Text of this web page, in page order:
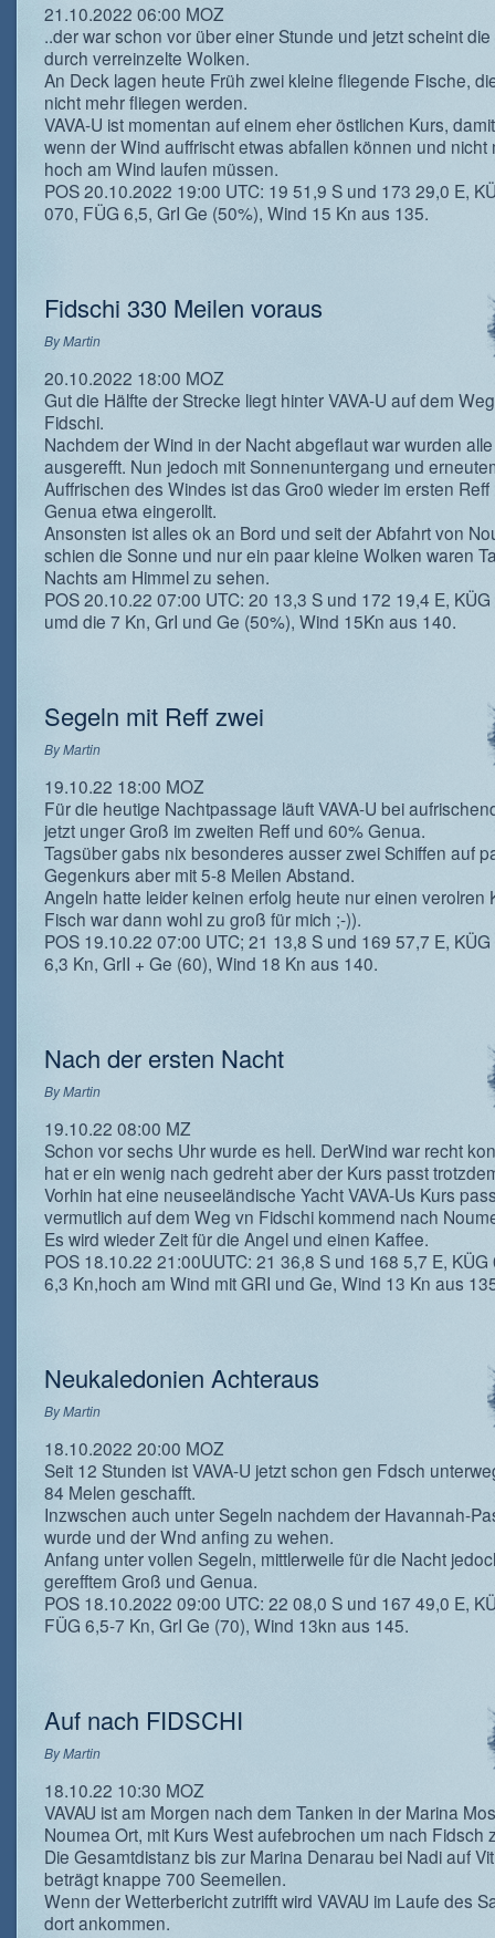
21.10.2022 06:00 MOZ
..der war schon vor über einer Stunde und jetzt scheint
durch verreinzelte Wolken.
An Deck lagen heute Früh zwei kleine fliegende Fische,
nicht mehr fliegen werden.
VAVA-U ist momentan auf einem eher östlichen Kurs,
wenn der Wind auffrischt etwas abfallen können und nicht
hoch am Wind laufen müssen.
POS 20.10.2022 19:00 UTC: 19 51,9 S und 173 29,0 E,
070, FÜG 6,5, GrI Ge (50%), Wind 15 Kn aus 135.
Fidschi 330 Meilen voraus
ByMartin
20.10.2022 18:00 MOZ
Gut die Hälfte der Strecke liegt hinter VAVA-U auf dem
Fidschi.
Nachdem der Wind in der Nacht abgeflaut war wurden
ausgerefft. Nun jedoch mit Sonnenuntergang und
Auffrischen des Windes ist das Gro0 wieder im ersten
Genua etwa eingerollt.
Ansonsten ist alles ok an Bord und seit der Abfahrt von
schien die Sonne und nur ein paar kleine Wolken waren
Nachts am Himmel zu sehen.
POS 20.10.22 07:00 UTC: 20 13,3 S und 172 19,4 E,
umd die 7 Kn, GrI und Ge (50%), Wind 15Kn aus 140.
Segeln mit Reff zwei
ByMartin
19.10.22 18:00 MOZ
Für die heutige Nachtpassage läuft VAVA-U bei
jetzt unger Groß im zweiten Reff und 60% Genua.
Tagsüber gabs nix besonderes ausser zwei Schiffen auf
Gegenkurs aber mit 5-8 Meilen Abstand.
Angeln hatte leider keinen erfolg heute nur einen verolren
Fisch war dann wohl zu groß für mich ;-)).
POS 19.10.22 07:00 UTC; 21 13,8 S und 169 57,7 E,
6,3 Kn, GrII + Ge (60), Wind 18 Kn aus 140.
Nach der ersten Nacht
ByMartin
19.10.22 08:00 MZ
Schon vor sechs Uhr wurde es hell. DerWind war recht
hat er ein wenig nach gedreht aber der Kurs passt
Vorhin hat eine neuseeländische Yacht VAVA-Us Kurs
vermutlich auf dem Weg vn Fidschi kommend nach
Es wird wieder Zeit für die Angel und einen Kaffee.
POS 18.10.22 21:00UUTC: 21 36,8 S und 168 5,7 E, KÜG
6,3 Kn,hoch am Wind mit GRI und Ge, Wind 13 Kn aus
Neukaledonien Achteraus
ByMartin
18.10.2022 20:00 MOZ
Seit 12 Stunden ist VAVA-U jetzt schon gen Fdsch
84 Melen geschafft.
Inzwschen auch unter Segeln nachdem der Havannah-
wurde und der Wnd anfing zu wehen.
Anfang unter vollen Segeln, mittlerweile für die Nacht
gerefftem Groß und Genua.
POS 18.10.2022 09:00 UTC: 22 08,0 S und 167 49,0 E,
FÜG 6,5-7 Kn, GrI Ge (70), Wind 13kn aus 145.
Auf nach FIDSCHI
ByMartin
18.10.22 10:30 MOZ
VAVAU ist am Morgen nach dem Tanken in der Marina
Noumea Ort, mit Kurs West aufebrochen um nach Fidsch
Die Gesamtdistanz bis zur Marina Denarau bei Nadi auf
beträgt knappe 700 Seemeilen.
Wenn der Wetterbericht zutrifft wird VAVAU im Laufe des
dort ankommen.